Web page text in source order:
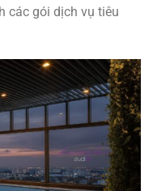
các gói dịch vụ tiêu